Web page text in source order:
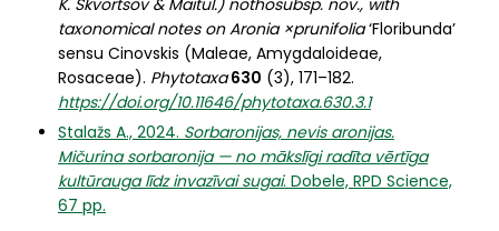
K. Skvortsov & Maitul.) nothosubsp. nov., with
taxonomical notes on Aronia ×prunifolia‘Floribunda’
sensu Cinovskis (Maleae, Amygdaloideae,
Rosaceae). Phytotaxa630 (3), 171–182.
https://doi.org/10.11646/phytotaxa.630.3.1
Stalažs A., 2024. Sorbaronijas, nevis aronijas.
Mičurina sorbaronija — no mākslīgi radīta vērtīga
kultūrauga līdz invazīvai sugai. Dobele, RPD Science,
67 pp.